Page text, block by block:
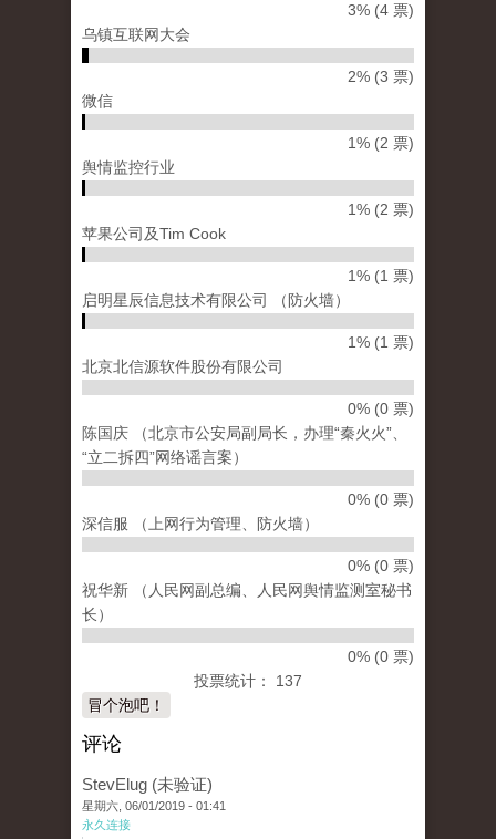
3% (4 票)
乌镇互联网大会
2% (3 票)
微信
1% (2 票)
舆情监控行业
1% (2 票)
苹果公司及Tim Cook
1% (1 票)
启明星辰信息技术有限公司 （防火墙）
1% (1 票)
北京北信源软件股份有限公司
0% (0 票)
陈国庆 （北京市公安局副局长，办理“秦火火”、
“立二拆四”网络谣言案）
0% (0 票)
深信服 （上网行为管理、防火墙）
0% (0 票)
祝华新 （人民网副总编、人民网舆情监测室秘书
长）
0% (0 票)
投票统计： 137
冒个泡吧！
评论
StevElug (未验证)
星期六, 06/01/2019 - 01:41
永久连接